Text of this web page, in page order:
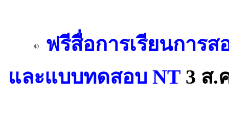
ฟรีสื่อการเรียนการ
และแบบทดสอบ NT 3 ส.